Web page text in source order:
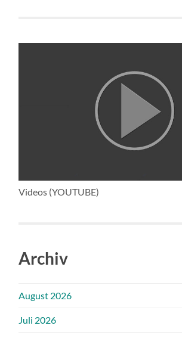
Videos (YOUTUBE)
Archiv
August 2026
Juli 2026